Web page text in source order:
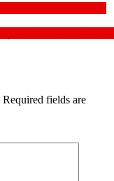
Required fields are